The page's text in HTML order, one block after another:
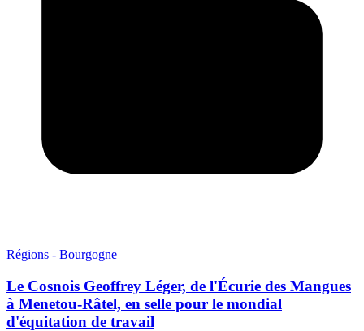
Régions - Bourgogne
Le Cosnois Geoffrey Léger, de l'Écurie des Mangues
à Menetou-Râtel, en selle pour le mondial
d'équitation de travail